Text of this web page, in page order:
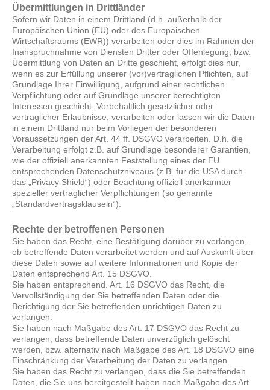
Übermittlungen in Drittländer
Sofern wir Daten in einem Drittland (d.h. außerhalb der
Europäischen Union (EU) oder des Europäischen
Wirtschaftsraums (EWR)) verarbeiten oder dies im Rahmen der
Inanspruchnahme von Diensten Dritter oder Offenlegung, bzw.
Übermittlung von Daten an Dritte geschieht, erfolgt dies nur,
wenn es zur Erfüllung unserer (vor)vertraglichen Pflichten, auf
Grundlage Ihrer Einwilligung, aufgrund einer rechtlichen
Verpflichtung oder auf Grundlage unserer berechtigten
Interessen geschieht. Vorbehaltlich gesetzlicher oder
vertraglicher Erlaubnisse, verarbeiten oder lassen wir die Daten
in einem Drittland nur beim Vorliegen der besonderen
Voraussetzungen der Art. 44 ff. DSGVO verarbeiten. D.h. die
Verarbeitung erfolgt z.B. auf Grundlage besonderer Garantien,
wie der offiziell anerkannten Feststellung eines der EU
entsprechenden Datenschutzniveaus (z.B. für die USA durch
das „Privacy Shield“) oder Beachtung offiziell anerkannter
spezieller vertraglicher Verpflichtungen (so genannte
„Standardvertragsklauseln“).
Rechte der betroffenen Personen
Sie haben das Recht, eine Bestätigung darüber zu verlangen,
ob betreffende Daten verarbeitet werden und auf Auskunft über
diese Daten sowie auf weitere Informationen und Kopie der
Daten entsprechend Art. 15 DSGVO.
Sie haben entsprechend. Art. 16 DSGVO das Recht, die
Vervollständigung der Sie betreffenden Daten oder die
Berichtigung der Sie betreffenden unrichtigen Daten zu
verlangen.
Sie haben nach Maßgabe des Art. 17 DSGVO das Recht zu
verlangen, dass betreffende Daten unverzüglich gelöscht
werden, bzw. alternativ nach Maßgabe des Art. 18 DSGVO eine
Einschränkung der Verarbeitung der Daten zu verlangen.
Sie haben das Recht zu verlangen, dass die Sie betreffenden
Daten, die Sie uns bereitgestellt haben nach Maßgabe des Art.